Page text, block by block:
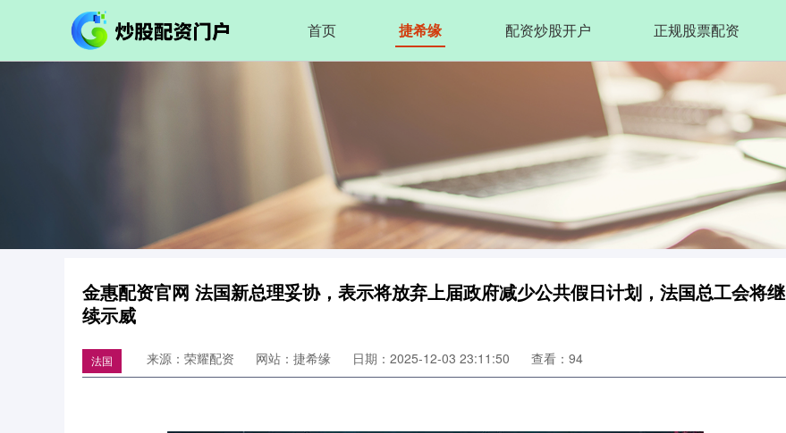
首页 捷希缘 配资炒股开户 正规股票配资
金惠配资官网 法国新总理妥协，表示将放弃上届政府减少公共假日计划，法国总工会将继
续示威
法国 来源：荣耀配资 网站：捷希缘 日期：2025-12-03 23:11:50 查看：94